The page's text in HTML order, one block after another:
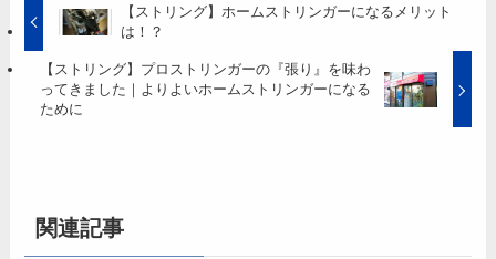
【ストリング】ホームストリンガーになるメリット
は！？
【ストリング】プロストリンガーの『張り』を味わ
ってきました｜よりよいホームストリンガーになる
ために
関連記事